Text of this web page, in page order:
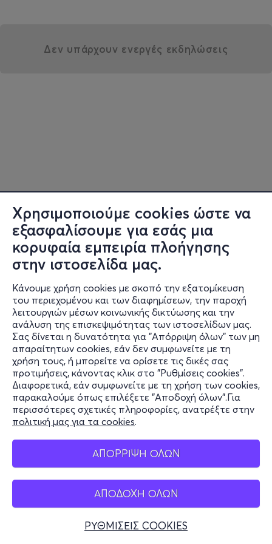
Χρησιμοποιούμε cookies ώστε να
εξασφαλίσουμε για εσάς μια
κορυφαία εμπειρία πλοήγησης
στην ιστοσελίδα μας.
Κάνουμε χρήση cookies με σκοπό την εξατομίκευση
του περιεχομένου και των διαφημίσεων, την παροχή
λειτουργιών μέσων κοινωνικής δικτύωσης και την
ανάλυση της επισκεψιμότητας των ιστοσελίδων μας.
Σας δίνεται η δυνατότητα για "Απόρριψη όλων" των μη
απαραίτητων cookies, εάν δεν συμφωνείτε με τη
χρήση τους, ή μπορείτε να ορίσετε τις δικές σας
προτιμήσεις, κάνοντας κλικ στο "Ρυθμίσεις cookies".
Διαφορετικά, εάν συμφωνείτε με τη χρήση των cookies,
παρακαλούμε όπως επιλέξετε "Αποδοχή όλων".Για
περισσότερες σχετικές πληροφορίες, ανατρέξτε στην
πολιτική μας για τα cookies.
ΑΠΟΡΡΙΨΗ ΟΛΩΝ
ΑΠΟΔΟΧΗ ΟΛΩΝ
ΡΥΘΜΙΣΕΙΣ COOKIES
Δεν υπάρχουν ενεργές εκδηλώσεις